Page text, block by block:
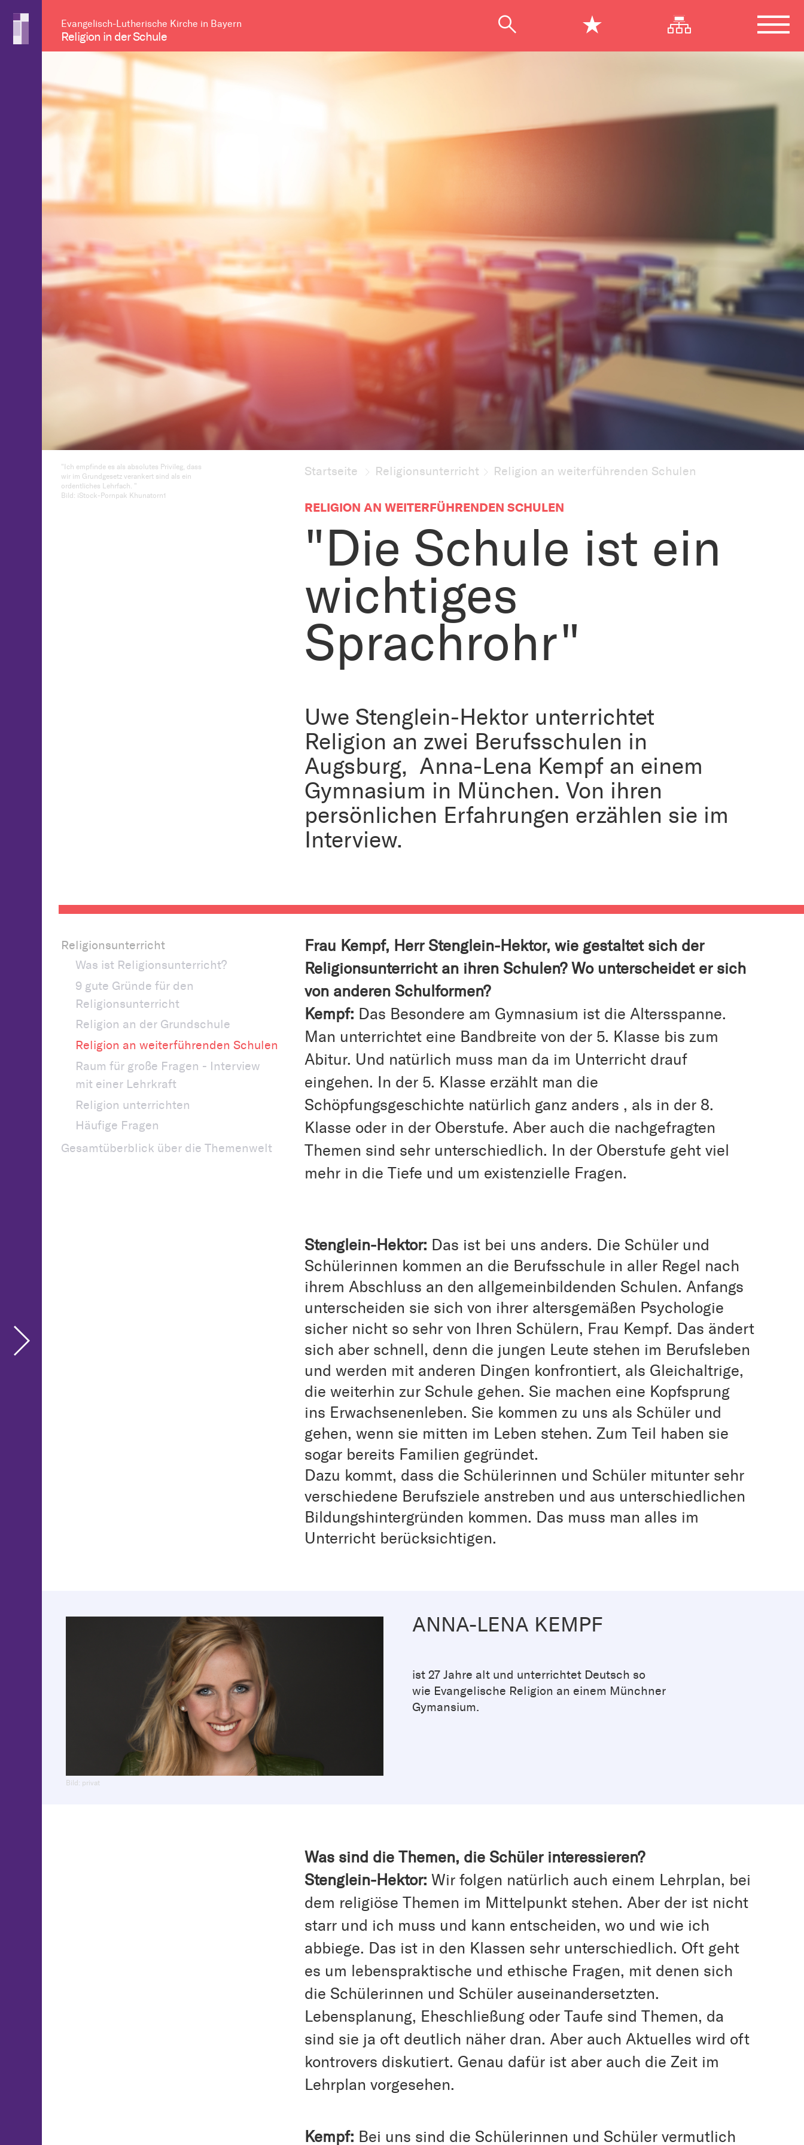
Evangelisch-Lutherische Kirche in Bayern
Religion in der Schule
"Ich empfinde es als absolutes Privileg, dass
wir im Grundgesetz verankert sind als ein
ordentliches Lehrfach. "
Bild: iStock-Pornpak Khunatorn1
Startseite Religionsunterricht Religion an weiterführenden Schulen
RELIGION AN WEITERFÜHRENDEN SCHULEN
"Die Schule ist ein
wichtiges
Sprachrohr"
Uwe Stenglein-Hektor unterrichtet
Religion an zwei Berufsschulen in
Augsburg, Anna-Lena Kempf an einem
Gymnasium in München. Von ihren
persönlichen Erfahrungen erzählen sie im
Interview.
Religionsunterricht
Was ist Religionsunterricht?
9 gute Gründe für den
Religionsunterricht
Religion an der Grundschule
Religion an weiterführenden Schulen
Raum für große Fragen - Interview
mit einer Lehrkraft
Religion unterrichten
Häufige Fragen
Gesamtüberblick über die Themenwelt
Frau Kempf, Herr Stenglein-Hektor, wie gestaltet sich der
Religionsunterricht an ihren Schulen? Wo unterscheidet er sich
von anderen Schulformen?
Kempf: Das Besondere am Gymnasium ist die Altersspanne.
Man unterrichtet eine Bandbreite von der 5. Klasse bis zum
Abitur. Und natürlich muss man da im Unterricht drauf
eingehen. In der 5. Klasse erzählt man die
Schöpfungsgeschichte natürlich ganz anders , als in der 8.
Klasse oder in der Oberstufe. Aber auch die nachgefragten
Themen sind sehr unterschiedlich. In der Oberstufe geht viel
mehr in die Tiefe und um existenzielle Fragen.
Stenglein-Hektor: Das ist bei uns anders. Die Schüler und
Schülerinnen kommen an die Berufsschule in aller Regel nach
ihrem Abschluss an den allgemeinbildenden Schulen. Anfangs
unterscheiden sie sich von ihrer altersgemäßen Psychologie
sicher nicht so sehr von Ihren Schülern, Frau Kempf. Das ändert
sich aber schnell, denn die jungen Leute stehen im Berufsleben
und werden mit anderen Dingen konfrontiert, als Gleichaltrige,
die weiterhin zur Schule gehen. Sie machen eine Kopfsprung
ins Erwachsenenleben. Sie kommen zu uns als Schüler und
gehen, wenn sie mitten im Leben stehen. Zum Teil haben sie
sogar bereits Familien gegründet.
Dazu kommt, dass die Schülerinnen und Schüler mitunter sehr
verschiedene Berufsziele anstreben und aus unterschiedlichen
Bildungshintergründen kommen. Das muss man alles im
Unterricht berücksichtigen.
Bild: privat
ANNA-LENA KEMPF
ist 27 Jahre alt und unterrichtet Deutsch so
wie Evangelische Religion an einem Münchner
Gymansium.
Was sind die Themen, die Schüler interessieren?
Stenglein-Hektor:Wir folgen natürlich auch einem Lehrplan, bei
dem religiöse Themen im Mittelpunkt stehen. Aber der ist nicht
starr und ich muss und kann entscheiden, wo und wie ich
abbiege. Das ist in den Klassen sehr unterschiedlich. Oft geht
es um lebenspraktische und ethische Fragen, mit denen sich
die Schülerinnen und Schüler auseinandersetzten.
Lebensplanung, Eheschließung oder Taufe sind Themen, da
sind sie ja oft deutlich näher dran. Aber auch Aktuelles wird oft
kontrovers diskutiert. Genau dafür ist aber auch die Zeit im
Lehrplan vorgesehen.
Kempf: Bei uns sind die Schülerinnen und Schüler vermutlich